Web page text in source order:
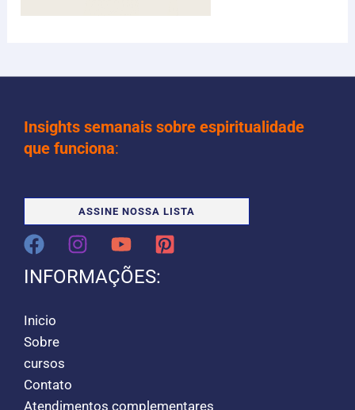
Insights semanais sobre espiritualidade
que funciona:
ASSINE NOSSA LISTA
INFORMAÇÕES:
Inicio
Sobre
cursos
Contato
Atendimentos complementares